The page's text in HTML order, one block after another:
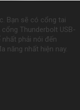
Bạn sẽ có cổng tai
Thunderbolt USB-
nhất phải nói đến
năng nhất hiện nay.